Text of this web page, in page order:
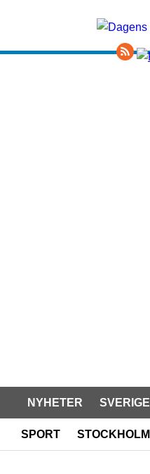
NYHETER SVERIGE
SPORT STOCKHOLM